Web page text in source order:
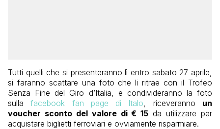
Tutti quelli che si presenteranno lì entro sabato 27 aprile,
si faranno scattare una foto che li ritrae con il Trofeo
Senza Fine del Giro d’Italia, e condivideranno la foto
sullafacebook fan page di Italo , riceveranno un
voucher sconto del valore di € 15 da utilizzare per
acquistare biglietti ferroviari e ovviamente risparmiare.